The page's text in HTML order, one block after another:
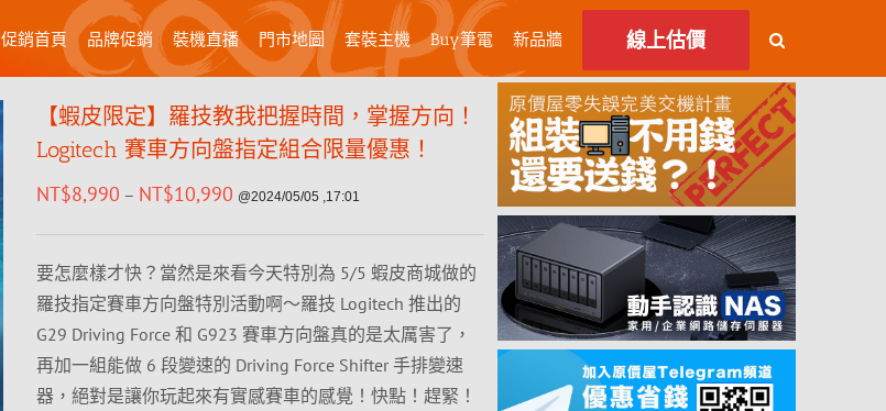
促銷首頁 品牌促銷 裝機直播 門市地圖 套裝主機 Buy筆電 新品牆 線上估價
【蝦皮限定】羅技教我把握時間，掌握方向！
Logitech 賽車方向盤指定組合限量優惠！
NT$8,990 – NT$10,990 @2024/05/05 ,17:01
要怎麼樣才快？當然是來看今天特別為 5/5 蝦皮商城做的
羅技指定賽車方向盤特別活動啊～羅技 Logitech 推出的
G29 Driving Force 和 G923 賽車方向盤真的是太厲害了，
再加一組能做 6 段變速的 Driving Force Shifter 手排變速
器，絕對是讓你玩起來有實感賽車的感覺！快點！趕緊！